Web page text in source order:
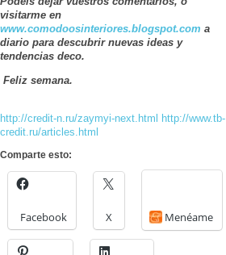
visitarme en
www.comodoosinteriores.blogspot.com a
diario para descubrir nuevas ideas y
tendencias deco.
Feliz semana.
http://credit-n.ru/zaymyi-next.html
http://www.tb-
credit.ru/articles.html
Comparte esto:
Facebook X Menéame